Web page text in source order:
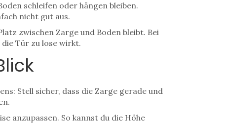
schleifen oder hängen bleiben.
nicht gut aus.
zwischen Zarge und Boden bleibt. Bei
Tür zu lose wirkt.
Stell sicher, dass die Zarge gerade und
anzupassen. So kannst du die Höhe